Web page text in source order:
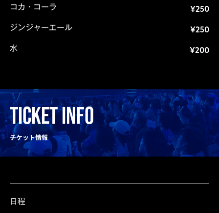
コカ・コーラ
¥250
ジンジャーエール
¥250
水
¥200
TICKET INFO
チケット情報
日程